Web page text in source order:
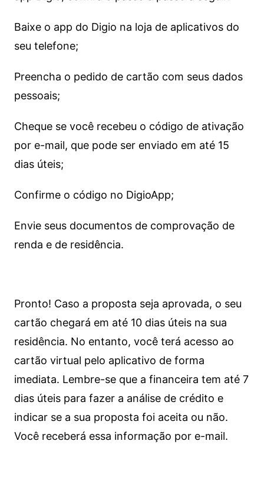
Baixe o app do Digio na loja de aplicativos do
seu telefone;
Preencha o pedido de cartão com seus dados
pessoais;
Cheque se você recebeu o código de ativação
por e-mail, que pode ser enviado em até 15
dias úteis;
Confirme o código no DigioApp;
Envie seus documentos de comprovação de
renda e de residência.
Pronto! Caso a proposta seja aprovada, o seu
cartão chegará em até 10 dias úteis na sua
residência. No entanto, você terá acesso ao
cartão virtual pelo aplicativo de forma
imediata. Lembre-se que a financeira tem até 7
dias úteis para fazer a análise de crédito e
indicar se a sua proposta foi aceita ou não.
Você receberá essa informação por e-mail.